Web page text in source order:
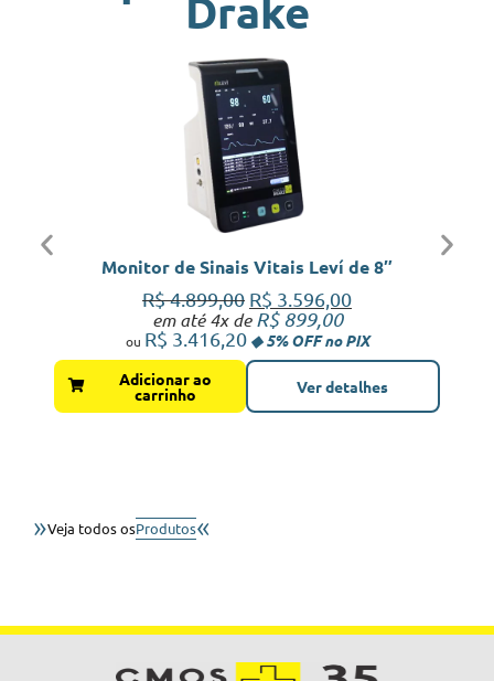
Drake
Monitor de Sinais Vitais Leví de 8″
R$4.899,00 R$ 3.596,00
em até 4x deR$899,00
R$ 3.416,20
Adicionar ao
carrinho Ver detalhes
»Veja todos osProdutos«